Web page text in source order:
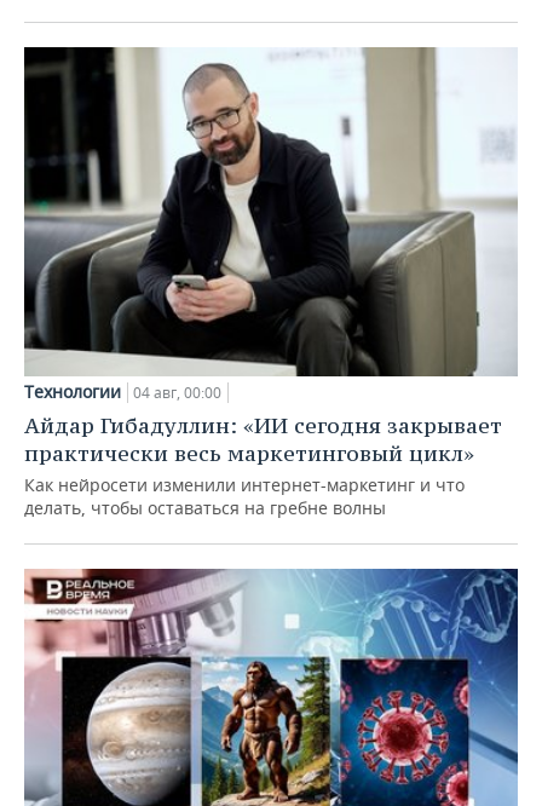
Технологии 04 авг, 00:00
Айдар Гибадуллин: «ИИ сегодня закрывает
практически весь маркетинговый цикл»
Как нейросети изменили интернет-маркетинг и что
делать, чтобы оставаться на гребне волны